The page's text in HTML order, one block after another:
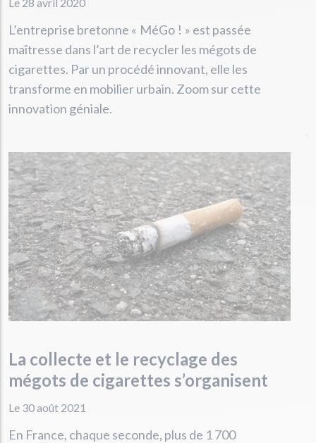
L’entreprise bretonne « MéGo ! » est passée
maîtresse dans l’art de recycler les mégots de
cigarettes. Par un procédé innovant, elle les
transforme en mobilier urbain. Zoom sur cette
innovation géniale.
La collecte et le recyclage des
mégots de cigarettes s’organisent
Le 30 août 2021
En France, chaque seconde, plus de 1 700